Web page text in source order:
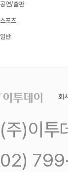
공연/출판
스포츠
일반
회
(주)이투
02)